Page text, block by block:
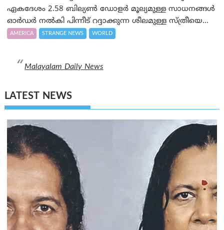
ഏകദേശം 2.58 ബില്യൺ ഡോളർ മൂല്യമുള്ള സാധനങ്ങള്‍
ഓര്‍ഡര്‍ നല്‍കി പിന്നീട് റദ്ദാക്കുന്ന ശീലമുള്ള സ്ത്രീയെ...
AMERICA STRANGE NEWS WORLD
Malayalam Daily News
LATEST NEWS